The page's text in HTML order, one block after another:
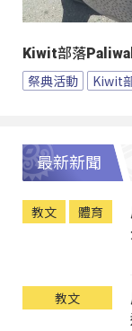
Kiwit部落
祭典活動 Kiwit
最新新聞
教文 體育
教文